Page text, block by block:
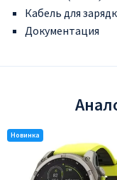
Кабель для
Документация